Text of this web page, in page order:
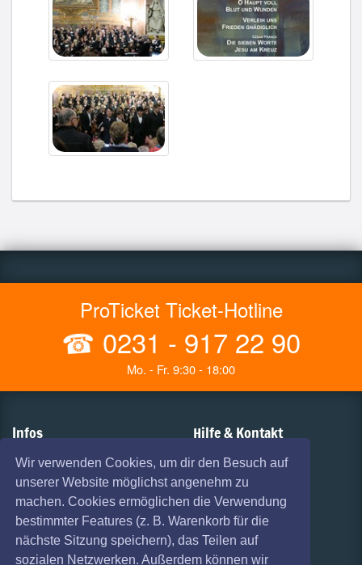
Wir verwenden Cookies, um dir den Besuch auf
unserer Website möglichst angenehm zu
machen. Cookies ermöglichen die Verwendung
bestimmter Features (z. B. Warenkorb für die
nächste Sitzung speichern), das Teilen auf
sozialen Netzwerken. Außerdem können wir
ProTicket Ticket-Hotline
☎ 0231 - 917 22 90
Mo. - Fr. 9:30 - 18:00
Infos
AGB
Haftungsausschluss
Datenschutz
Widerruf
Hilfe & Kontakt
Vorverkaufsstellen
Versandarten
Zahlungsarten
FAQ